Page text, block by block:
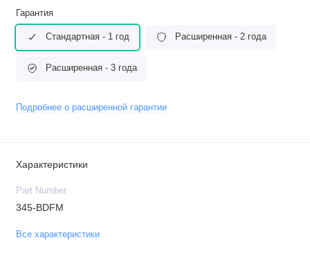
Гарантия
Стандартная - 1 год Расширенная - 2 года
Расширенная - 3 года
Подробнее о расширенной гарантии
Характеристики
Part Number
345-BDFM
Все характеристики